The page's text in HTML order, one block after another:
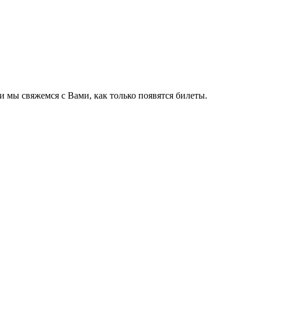
свяжемся с Вами, как только появятся билеты.